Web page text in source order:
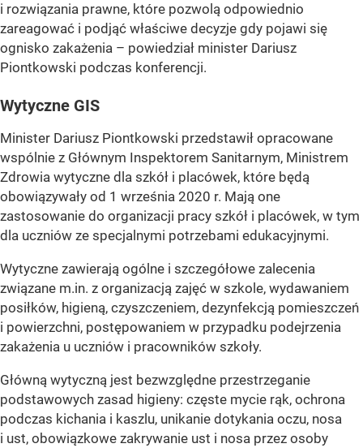
i rozwiązania prawne, które pozwolą odpowiednio
zareagować i podjąć właściwe decyzje gdy pojawi się
ognisko zakażenia – powiedział minister Dariusz
Piontkowski podczas konferencji.
Wytyczne GIS
Minister Dariusz Piontkowski przedstawił opracowane
wspólnie z Głównym Inspektorem Sanitarnym, Ministrem
Zdrowia wytyczne dla szkół i placówek, które będą
obowiązywały od 1 września 2020 r. Mają one
zastosowanie do organizacji pracy szkół i placówek, w tym
dla uczniów ze specjalnymi potrzebami edukacyjnymi.
Wytyczne zawierają ogólne i szczegółowe zalecenia
związane m.in. z organizacją zajęć w szkole, wydawaniem
posiłków, higieną, czyszczeniem, dezynfekcją pomieszczeń
i powierzchni, postępowaniem w przypadku podejrzenia
zakażenia u uczniów i pracowników szkoły.
Główną wytyczną jest bezwzględne przestrzeganie
podstawowych zasad higieny: częste mycie rąk, ochrona
podczas kichania i kaszlu, unikanie dotykania oczu, nosa
i ust, obowiązkowe zakrywanie ust i nosa przez osoby